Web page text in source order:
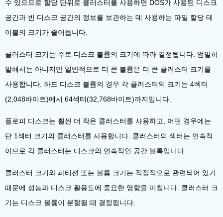
수 있으므로 할당 단위로 클러스터를 사용하면 DOS가 사용된 디스크
공간과 빈 디스크 공간의 정보를 보관하는 데 사용하는 파일 할당 테
이블의 크기가 줄어듭니다.
클러스터 크기는 주로 디스크 볼륨의 크기에 따라 결정됩니다. 엄밀히
말해서는 아니지만 일반적으로 더 큰 볼륨은 더 큰 클러스터 크기를
사용합니다. 하드 디스크 볼륨의 경우 각 클러스터의 크기는 4섹터
(2,048바이트)에서 64섹터(32,768바이트)까지입니다.
플로피 디스크는 훨씬 더 작은 클러스터를 사용하고, 어떤 경우에는
단 1섹터 크기의 클러스터를 사용합니다. 클러스터의 섹터는 연속적
이므로 각 클러스터는 디스크의 연속적인 공간 블록입니다.
클러스터 크기와 파티션 또는 볼륨 크기는 직접적으로 관련되어 있기
때문에 성능과 디스크 활용도에 중요한 영향을 미칩니다. 클러스터 크
기는 디스크 볼륨이 분할될 때 결정됩니다.